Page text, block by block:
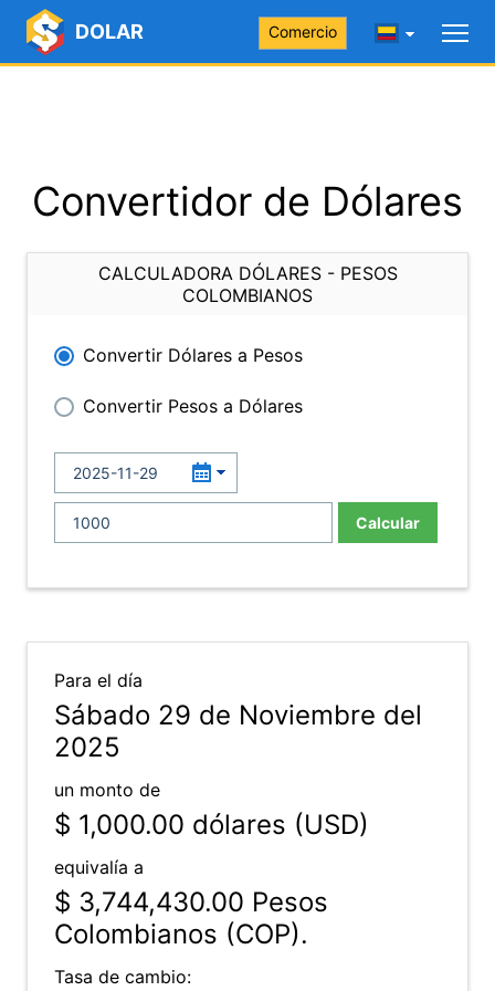
DOLAR Comercio
Convertidor de Dólares
CALCULADORA DÓLARES - PESOS
COLOMBIANOS
Convertir Dólares a Pesos
Convertir Pesos a Dólares
Calcular
Para el día
Sábado 29 de Noviembre del
2025
un monto de
$ 1,000.00 dólares (USD)
equivalía a
$ 3,744,430.00 Pesos
Colombianos (COP).
Tasa de cambio: